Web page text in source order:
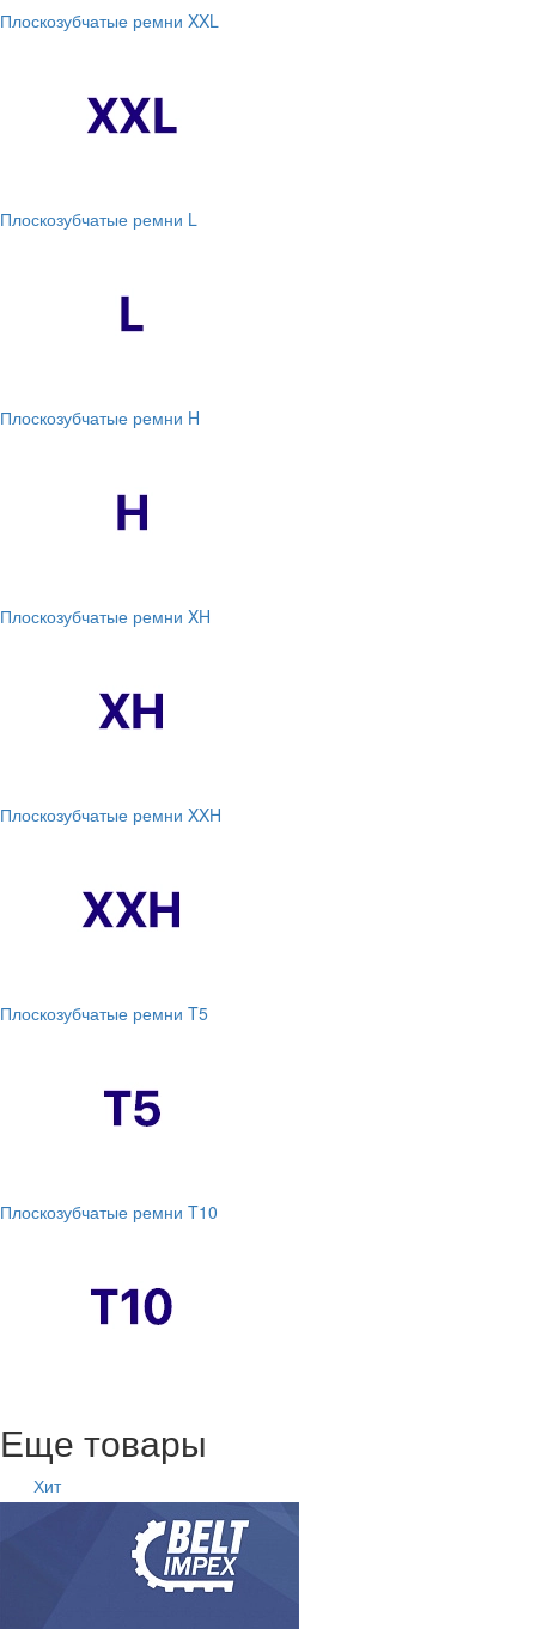
Плоскозубчатые ремни XXL
Плоскозубчатые ремни L
Плоскозубчатые ремни H
Плоскозубчатые ремни XH
Плоскозубчатые ремни XXH
Плоскозубчатые ремни T5
Плоскозубчатые ремни T10
Еще товары
Хит